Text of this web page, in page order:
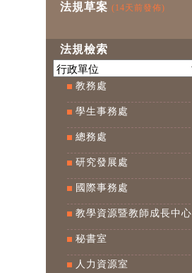
法規草案 (14天前發佈)
法規檢索
教務處
學生事務處
總務處
研究發展處
國際事務處
教學資源暨教師成長中心
秘書室
人力資源室